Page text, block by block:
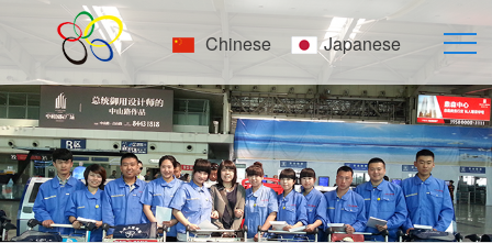
Chinese Japanese